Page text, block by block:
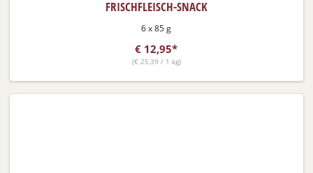
FRISCHFLEISCH-SNACK
6 x 85 g
€ 12,95*
(€25,39 / 1 kg)